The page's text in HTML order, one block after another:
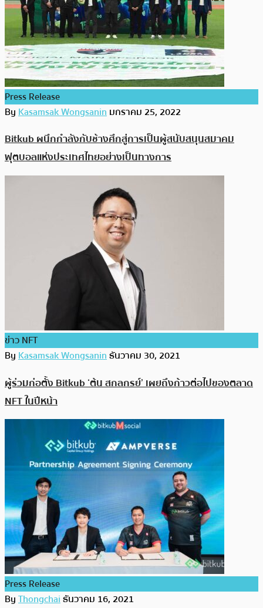
Press Release
ByKasamsak Wongsaninมกราคม 25, 2022
Bitkub ผนึกกำลังกับช้างศึกสู่การเป็นผู้สนับสนุนสมาคม
ฟุตบอลแห่งประเทศไทยอย่างเป็นทางการ
ข่าว NFT
ByKasamsak Wongsaninธันวาคม 30, 2021
ผู้ร่วมก่อตั้ง Bitkub ‘ต้น สกลกรย์’ เผยถึงก้าวต่อไปของตลาด
NFT ในปีหน้า
Press Release
ByThongchaiธันวาคม 16, 2021